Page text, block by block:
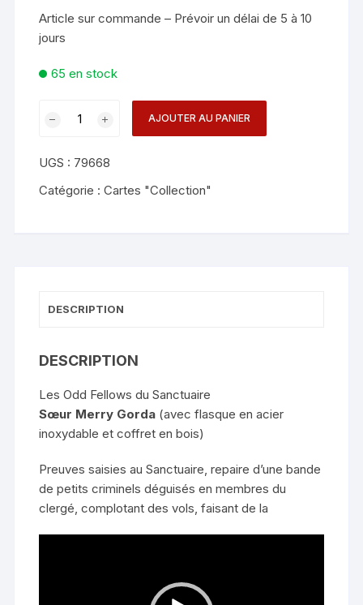
Article sur commande – Prévoir un délai de 5 à 10
jours
65 en stock
Fellows
(Sister
Stockholm
AJOUTER AU PANIER
UGS : 79668
Catégorie :Cartes "Collection"
DESCRIPTION
DESCRIPTION
Les Odd Fellows du Sanctuaire
Sœur Merry Gorda (avec flasque en acier
inoxydable et coffret en bois)
Preuves saisies au Sanctuaire, repaire d’une bande
de petits criminels déguisés en membres du
clergé, complotant des vols, faisant de la